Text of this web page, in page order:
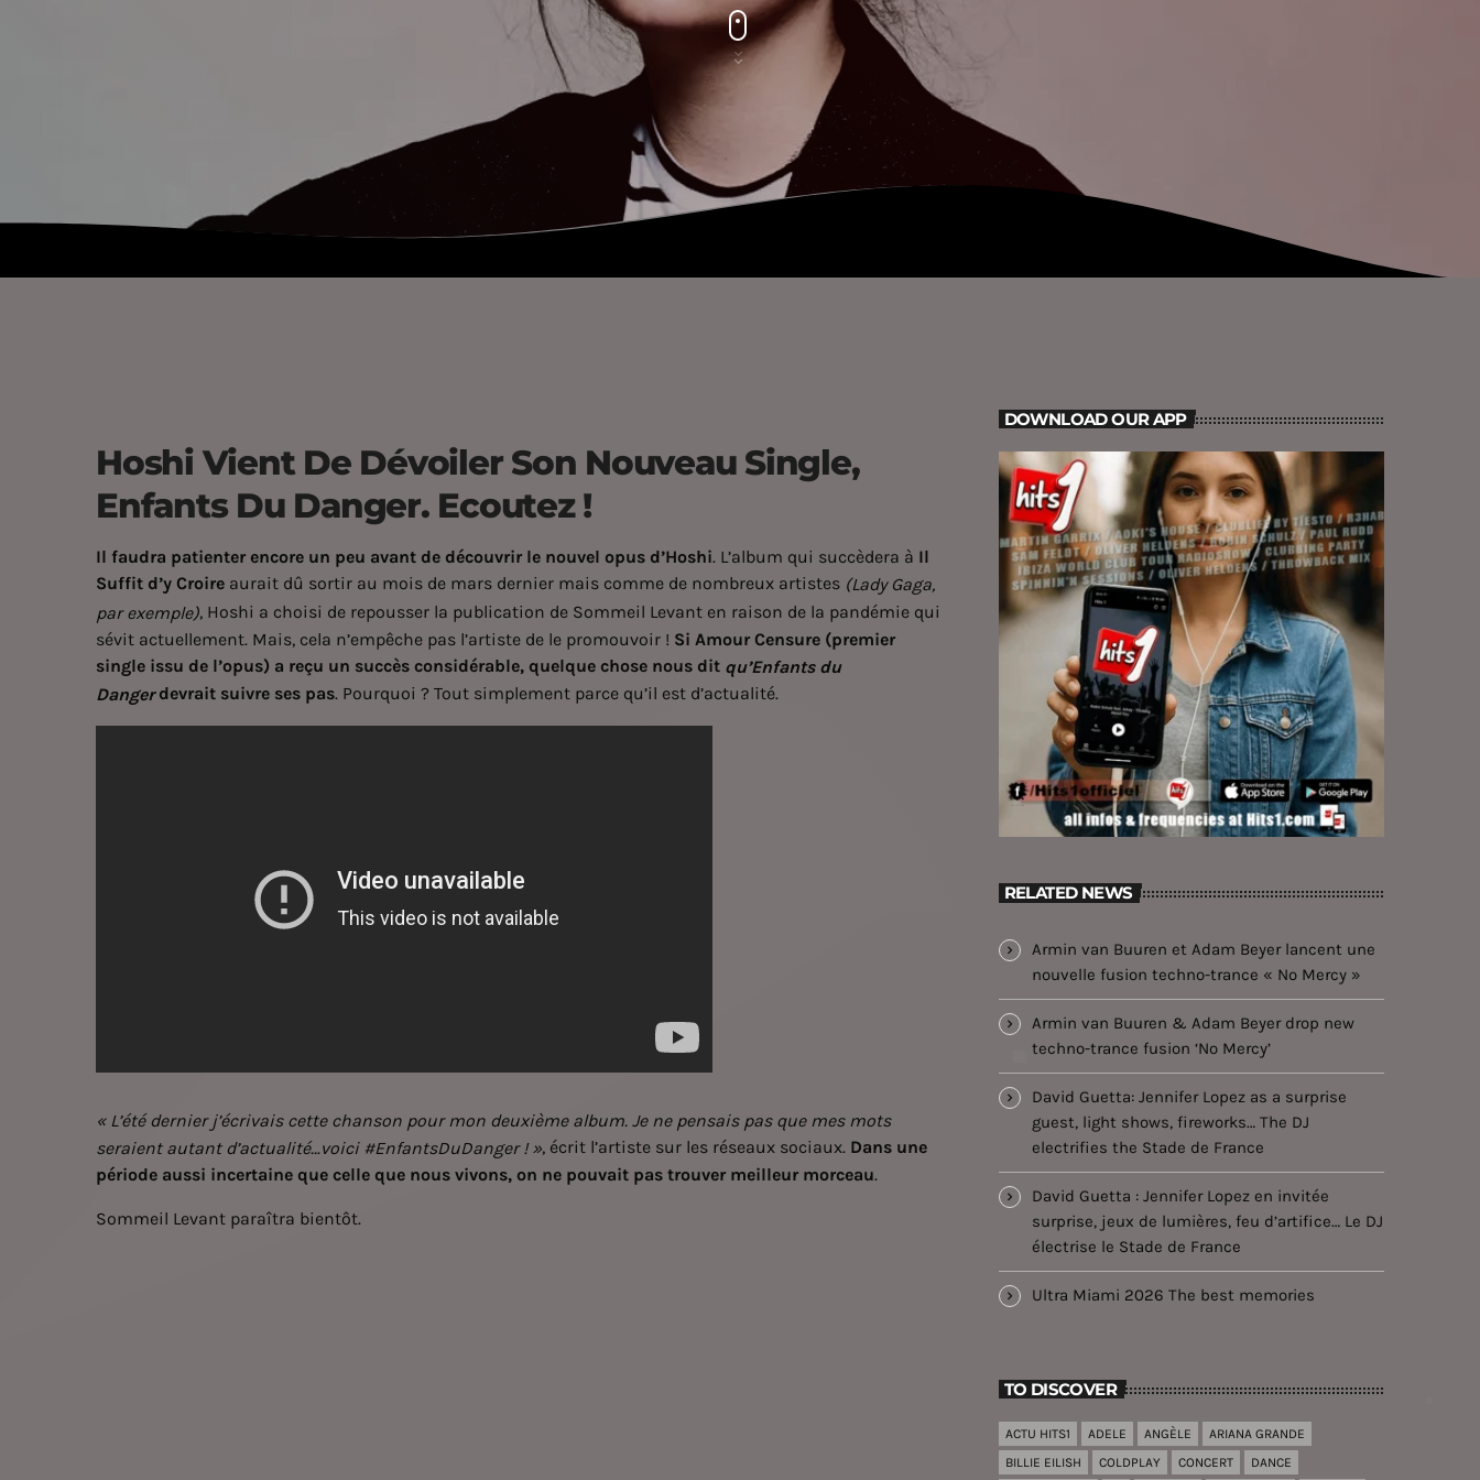
Hoshi Vient De Dévoiler Son Nouveau Single,
Enfants Du Danger. Ecoutez !
Il faudra patienter encore un peu avant de découvrir le nouvel opus d’Hoshi. L’album qui succèdera à Il
Suffit d’y Croire aurait dû sortir au mois de mars dernier mais comme de nombreux artistes (Lady Gaga,
par exemple), Hoshi a choisi de repousser la publication de Sommeil Levant en raison de la pandémie qui
sévit actuellement. Mais, cela n’empêche pas l’artiste de le promouvoir ! Si Amour Censure (premier
single issu de l’opus) a reçu un succès considérable, quelque chose nous dit qu’Enfants du
Dangerdevrait suivre ses pas. Pourquoi ? Tout simplement parce qu’il est d’actualité.
« L’été dernier j’écrivais cette chanson pour mon deuxième album. Je ne pensais pas que mes mots
seraient autant d’actualité…voici #EnfantsDuDanger ! », écrit l’artiste sur les réseaux sociaux. Dans une
période aussi incertaine que celle que nous vivons, on ne pouvait pas trouver meilleur morceau.
Sommeil Levant paraîtra bientôt.
DOWNLOAD OUR APP
RELATED NEWS
Armin van Buuren et Adam Beyer lancent une
nouvelle fusion techno-trance « No Mercy »
Armin van Buuren & Adam Beyer drop new
techno-trance fusion ‘No Mercy’
David Guetta: Jennifer Lopez as a surprise
guest, light shows, fireworks… The DJ
electrifies the Stade de France
David Guetta : Jennifer Lopez en invitée
surprise, jeux de lumières, feu d’artifice… Le DJ
électrise le Stade de France
Ultra Miami 2026 The best memories
TO DISCOVER
ACTU HITS1 ADELE ANGÈLE
ARIANA GRANDE
BILLIE EILISH
COLDPLAY CONCERT
DANCE